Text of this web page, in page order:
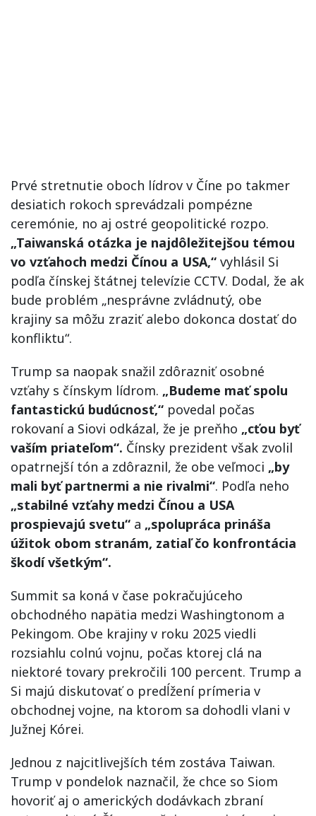
Prvé stretnutie oboch lídrov v Číne po takmer
desiatich rokoch sprevádzali pompézne
ceremónie, no aj ostré geopolitické rozpo.
„Taiwanská otázka je najdôležitejšou témou
vo vzťahoch medzi Čínou a USA,“ vyhlásil Si
podľa čínskej štátnej televízie CCTV. Dodal, že ak
bude problém „nesprávne zvládnutý, obe
krajiny sa môžu zraziť alebo dokonca dostať do
konfliktu“.
Trump sa naopak snažil zdôrazniť osobné
vzťahy s čínskym lídrom. „Budeme mať spolu
fantastickú budúcnosť,“ povedal počas
rokovaní a Siovi odkázal, že je preňho „cťou byť
vaším priateľom“. Čínsky prezident však zvolil
opatrnejší tón a zdôraznil, že obe veľmoci „by
mali byť partnermi a nie rivalmi“. Podľa neho
„stabilné vzťahy medzi Čínou a USA
prospievajú svetu“ a „spolupráca prináša
úžitok obom stranám, zatiaľ čo konfrontácia
škodí všetkým“.
Summit sa koná v čase pokračujúceho
obchodného napätia medzi Washingtonom a
Pekingom. Obe krajiny v roku 2025 viedli
rozsiahlu colnú vojnu, počas ktorej clá na
niektoré tovary prekročili 100 percent. Trump a
Si majú diskutovať o predĺžení prímeria v
obchodnej vojne, na ktorom sa dohodli vlani v
Južnej Kórei.
Jednou z najcitlivejších tém zostáva Taiwan.
Trump v pondelok naznačil, že chce so Siom
hovoriť aj o amerických dodávkach zbraní